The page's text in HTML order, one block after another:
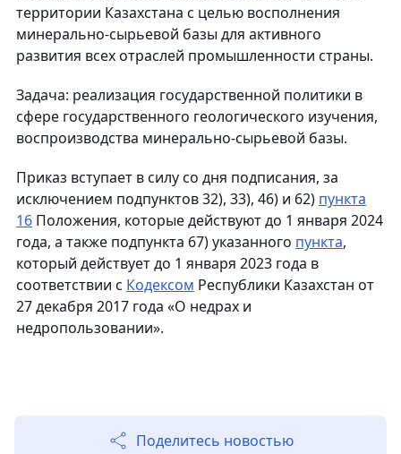
территории Казахстана с целью восполнения
минерально-сырьевой базы для активного
развития всех отраслей промышленности страны.
Задача: реализация государственной политики в
сфере государственного геологического изучения,
воспроизводства минерально-сырьевой базы.
Приказ вступает в силу со дня подписания, за
исключением подпунктов 32), 33), 46) и 62) пункта
16 Положения, которые действуют до 1 января 2024
года, а также подпункта 67) указанного пункта,
который действует до 1 января 2023 года в
соответствии с Кодексом Республики Казахстан от
27 декабря 2017 года «О недрах и
недропользовании».
Поделитесь новостью